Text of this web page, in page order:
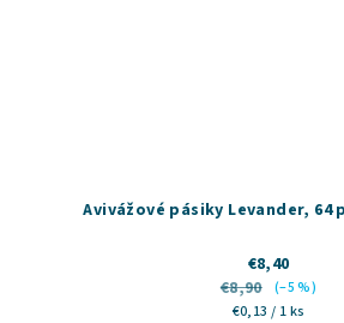
Avivážové pásiky Levander, 64
€8,40
€8,90
(–5 %)
Jednotková
€0,13 / 1 ks